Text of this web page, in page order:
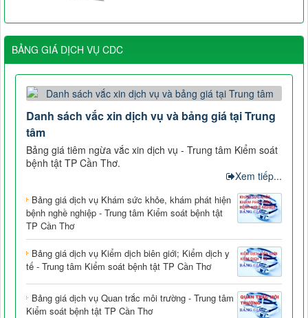
BẢNG GIÁ DỊCH VỤ CDC
Danh sách vắc xin dịch vụ và bảng giá tại Trung
tâm
Bảng giá tiêm ngừa vắc xin dịch vụ - Trung tâm Kiểm soát
bệnh tật TP Cần Thơ.
Xem tiếp...
Bảng giá dịch vụ Khám sức khỏe, khám phát hiện
bệnh nghề nghiệp - Trung tâm Kiểm soát bệnh tật
TP Cần Thơ
Bảng giá dịch vụ Kiểm dịch biên giới; Kiểm dịch y
tế - Trung tâm Kiểm soát bệnh tật TP Cần Thơ
Bảng giá dịch vụ Quan trắc môi trường - Trung tâm
Kiểm soát bệnh tật TP Cần Thơ